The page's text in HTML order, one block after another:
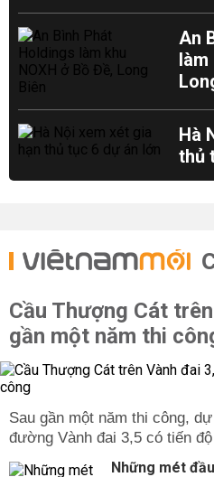
An
làm
Hà
thủ
Cầu Thượng Cát
gần một năm thi
Sau gần một năm thi công,
đường Vành đai 3,5 có tiến
Những mét